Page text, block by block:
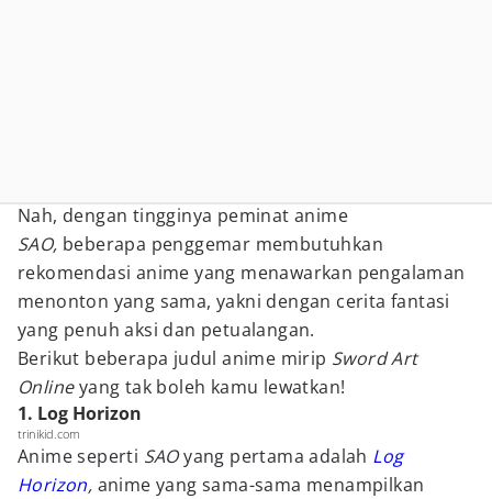
Nah, dengan tingginya peminat anime
SAO, beberapa penggemar membutuhkan
rekomendasi anime yang menawarkan pengalaman
menonton yang sama, yakni dengan cerita fantasi
yang penuh aksi dan petualangan.
Berikut beberapa judul anime mirip Sword Art
Onlineyang tak boleh kamu lewatkan!
1. Log Horizon
trinikid.com
Anime seperti SAOyang pertama adalah Log
Horizon, anime yang sama-sama menampilkan